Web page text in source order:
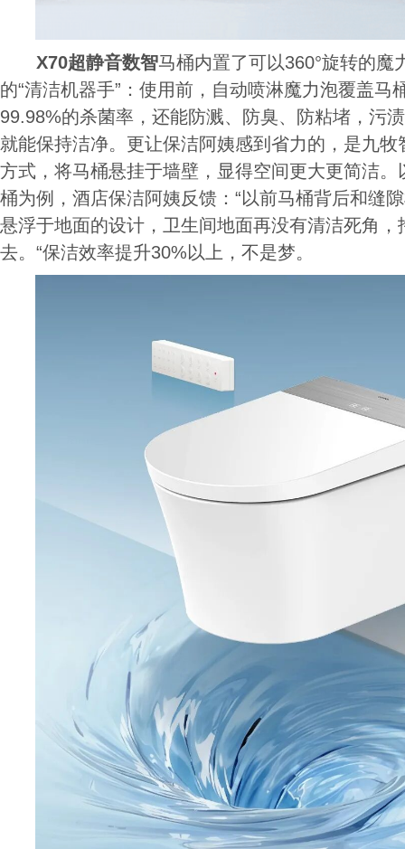
X70超静音数智马桶内置了可以360°旋转的魔
的“清洁机器手”：使用前，自动喷淋魔力泡覆盖马
99.98%的杀菌率，还能防溅、防臭、防粘堵，污
就能保持洁净。更让保洁阿姨感到省力的，是九
方式，将马桶悬挂于墙壁，显得空间更大更简洁
桶为例，酒店保洁阿姨反馈：“以前马桶背后和缝
悬浮于地面的设计，卫生间地面再没有清洁死角，
去。“保洁效率提升30%以上，不是梦。